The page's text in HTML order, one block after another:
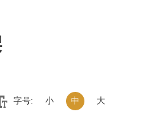
字号: 小 中 大